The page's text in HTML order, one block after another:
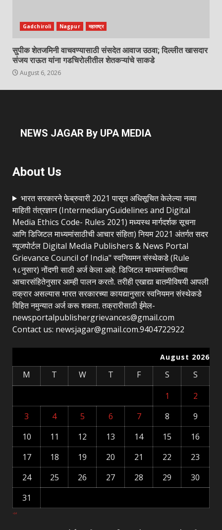
Gadchiroli Nagpur महाराष्ट्र
सुपीक शेतजमिनी वाचवण्यासाठी संसदेत आवाज उठवा; दिल्लीत खासदार
संजय राऊत यांना गडचिरोलीतील शेतकऱ्यांचे साकडे
August 6, 2026
NEWS JAGAR By UPA MEDIA
About Us
भारत सरकारने फेब्रुवारी 2021 पासून अधिसूचित केलेल्या नव्या
माहिती तंत्रज्ञान (IntermediaryGuidelines and Digital
Media Ethics Code- Rules 2021) मध्यस्थ मार्गदर्शक सूचना
आणि डिजिटल माध्यमांसाठीची आचार संहिता) नियम 2021 अंतर्गत सदर
न्यूजपोर्टल Digital Media Publishers & News Portal
Grievance Council of India" स्वनियमन संस्थेकडे (Rule
१८नुसार) नोंदणी साठी अर्ज केला आहे. डिजिटल माध्यमांसाठीच्या
आचारसंहितेनुसार आम्ही पालन करतो. तरीही एखाद्या बातमीविषयी आपली
तक्रार असल्यास भारत सरकारच्या कायद्यानुसार स्वनियमन संस्थेकडे
विहित नमुन्यात अर्ज करू शकता. तक्रारीसाठी ईमेल-
newsportalpublishergrievances@gmail.com
Contact us: newsjagar@gmail.com.9404722922
August 2026
M T W T F S
S
1
2
3
4 5 6 7 8
9
10
11 12 13 14 15
16
17
18 19 20 21 22
23
24
25 26 27 28 29
30
31
« Jul